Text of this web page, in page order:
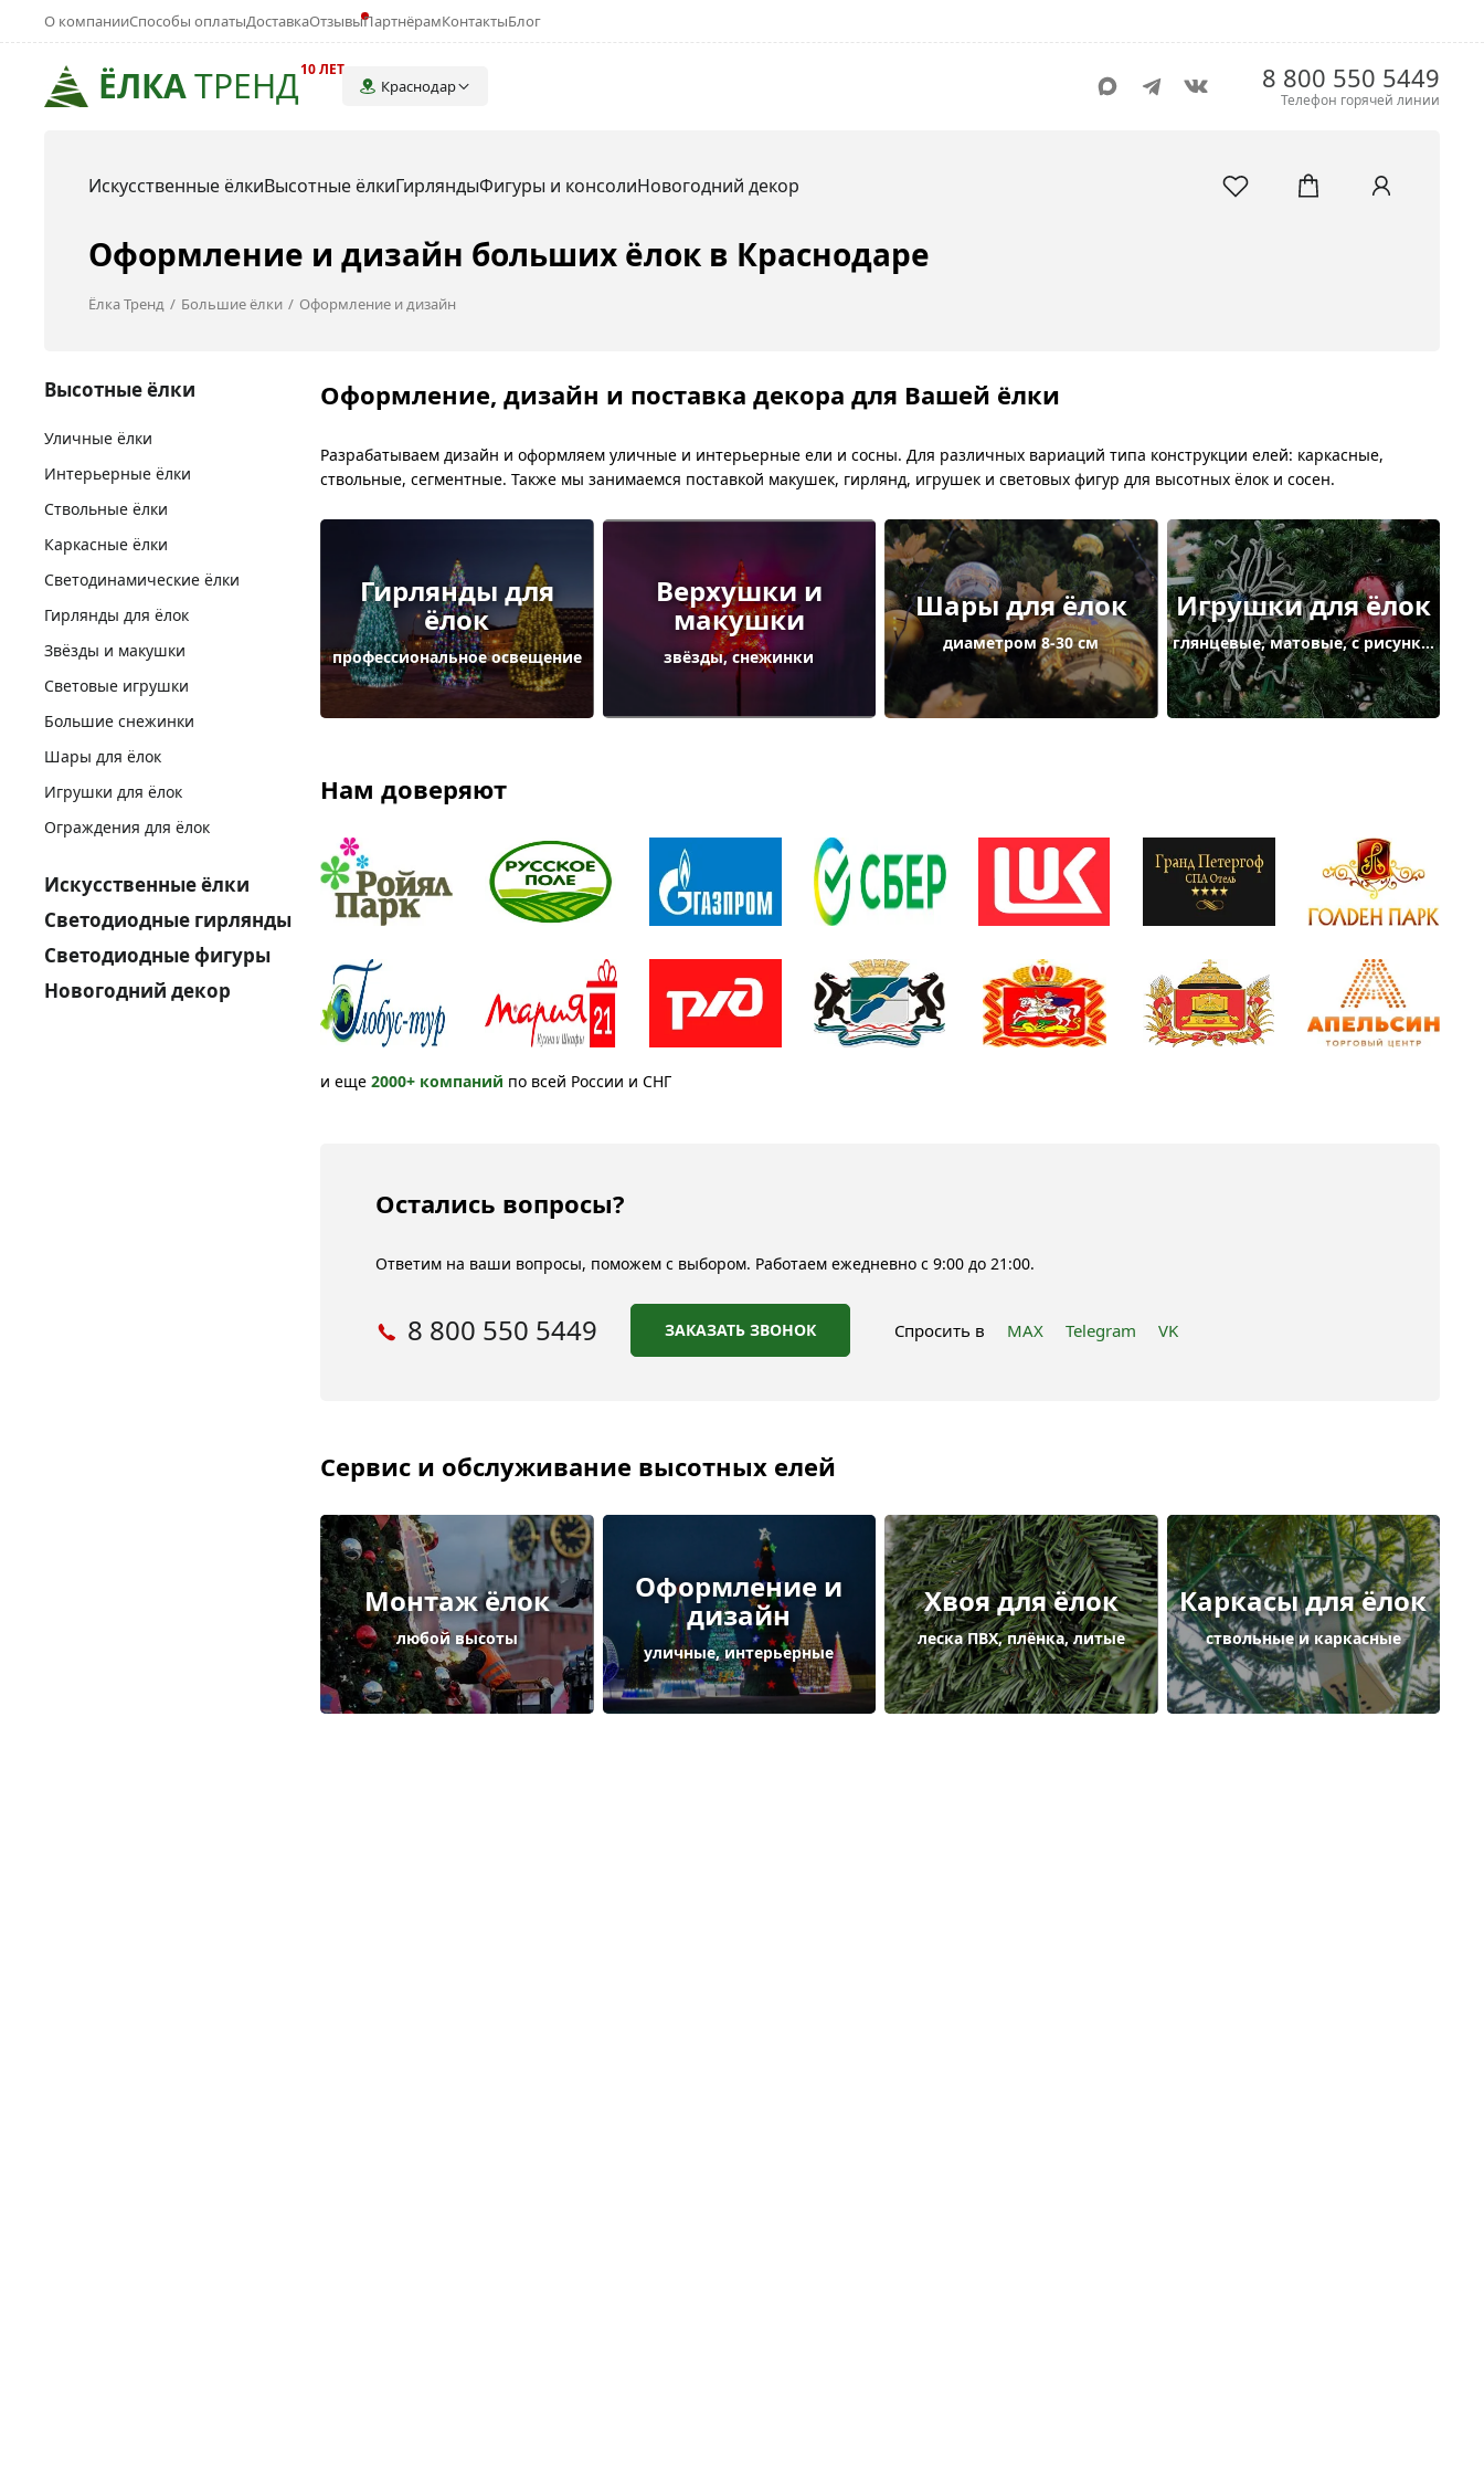
ЁЛКАТРЕНД10 ЛЕТ
Краснодар
О компанииСпособы оплатыДоставкаОтзывыПартнёрамКонтактыБлог
8 800 550 5449
Телефон горячей линии
Искусственные ёлкиВысотные ёлкиГирляндыФигуры и консолиНовогодний декор
Оформление и дизайн больших ёлок в Краснодаре
Ёлка Тренд Большие ёлки Оформление и дизайн
Высотные ёлки
Уличные ёлки
Интерьерные ёлки
Ствольные ёлки
Каркасные ёлки
Светодинамические ёлки
Гирлянды для ёлок
Звёзды и макушки
Световые игрушки
Большие снежинки
Шары для ёлок
Игрушки для ёлок
Ограждения для ёлок
Искусственные ёлки
Светодиодные гирлянды
Светодиодные фигуры
Новогодний декор
Оформление, дизайн и поставка декора для Вашей ёлки
Разрабатываем дизайн и оформляем уличные и интерьерные ели и сосны. Для различных вариаций типа конструкции елей: каркасные,
ствольные, сегментные. Также мы занимаемся поставкой макушек, гирлянд, игрушек и световых фигур для высотных ёлок и сосен.
Гирлянды для
ёлок
профессиональное освещение
Верхушки и
макушки
звёзды, снежинки
Шары для ёлок
диаметром 8-30 см
Игрушки для ёлок
глянцевые, матовые, с рисунком
Нам доверяют
и еще 2000+ компаний по всей России и СНГ
Остались вопросы?
Ответим на ваши вопросы, поможем с выбором. Работаем ежедневно с 9:00 до 21:00.
8 800 550 5449 ЗАКАЗАТЬ ЗВОНОК Спросить в MAX Telegram VK
Сервис и обслуживание высотных елей
Монтаж ёлок
любой высоты
Оформление и
дизайн
уличные, интерьерные
Хвоя для ёлок
леска ПВХ, плёнка, литые
Каркасы для ёлок
ствольные и каркасные